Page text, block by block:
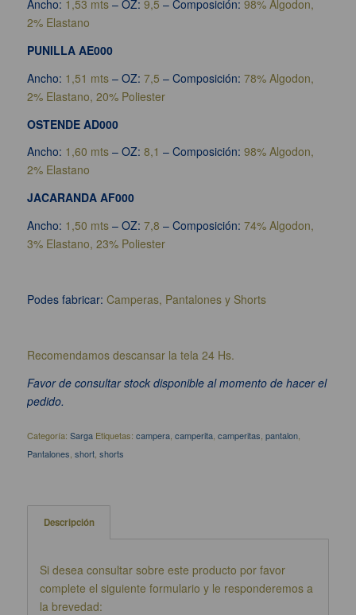
Ancho: 1,53 mts– OZ: 9,5 – Composición: 98% Algodon,
2% Elastano
PUNILLA AE000
Ancho: 1,51 mts– OZ: 7,5 – Composición: 78% Algodon,
2% Elastano, 20% Poliester
OSTENDE AD000
Ancho: 1,60 mts– OZ: 8,1 – Composición: 98% Algodon,
2% Elastano
JACARANDA AF000
Ancho: 1,50 mts– OZ: 7,8 – Composición: 74% Algodon,
3% Elastano, 23% Poliester
Podes fabricar: Camperas, Pantalones y Shorts
Recomendamos descansar la tela 24 Hs.
Favor de consultar stock disponible al momento de hacer el
pedido.
Categoría: Sarga Etiquetas: campera, camperita, camperitas pantalon,
Pantalones short, shorts
Descripción
Si desea consultar sobre este producto por favor
complete el siguiente formulario y le responderemos a
la brevedad: